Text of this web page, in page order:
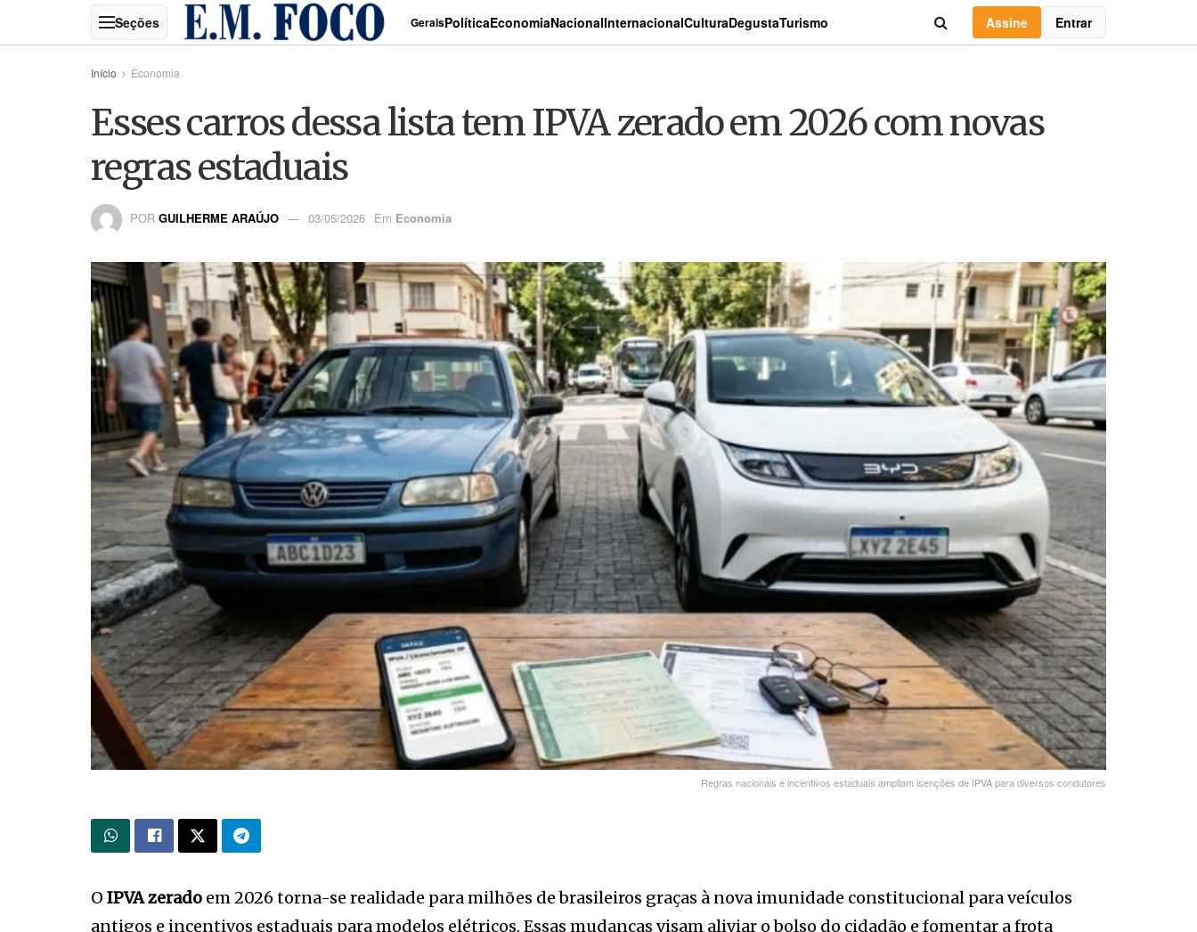
GeraisPolíticaEconomiaNacionalInternacionalCulturaDegustaTurismo Assine Entrar
Início Economia
Esses carros dessa lista tem IPVA zerado em 2026 com novas
regras estaduais
POR GUILHERME ARAÚJO 03/05/2026 Em Economia
Regras nacionais e incentivos estaduais ampliam isenções de IPVA para diversos condutores
O IPVA zerado em 2026 torna-se realidade para milhões de brasileiros graças à nova imunidade constitucional para veículos
antigos e incentivos estaduais para modelos elétricos. Essas mudanças visam aliviar o bolso do cidadão e fomentar a frota